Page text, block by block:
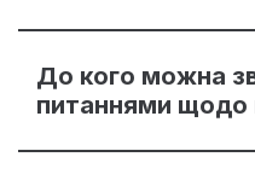
До кого можна
питаннями щодо